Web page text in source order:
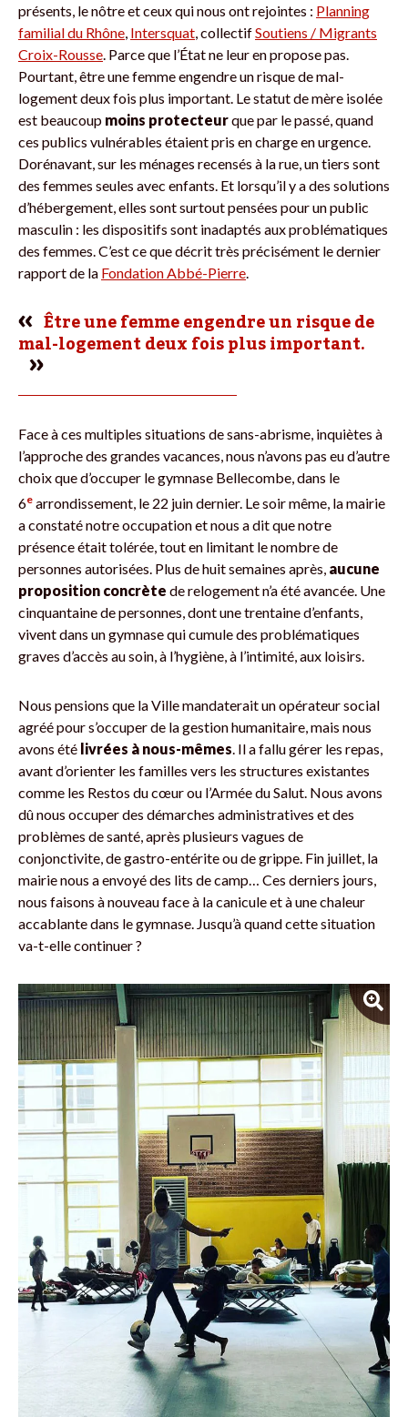
présents, le nôtre et ceux qui nous ont rejointes : Planning
familial du Rhône Intersquat , collectifSoutiens / Migrants
Croix-Rousse . Parce que l’État ne leur en propose pas.
Pourtant, être une femme engendre un risque de mal-
logement deux fois plus important. Le statut de mère isolée
est beaucoup moins protecteurque par le passé, quand
ces publics vulnérables étaient pris en charge en urgence.
Dorénavant, sur les ménages recensés à la rue, un tiers sont
des femmes seules avec enfants. Et lorsqu’il y a des solutions
d’hébergement, elles sont surtout pensées pour un public
masculin : les dispositifs sont inadaptés aux problématiques
des femmes. C’est ce que décrit très précisément le dernier
rapport de la Fondation Abbé-Pierre
Être une femme engendre un risque de
mal-logement deux fois plus important.
Face à ces multiples situations de sans-abrisme, inquiètes à
l’approche des grandes vacances, nous n’avons pas eu d’autre
choix que d’occuper le gymnase Bellecombe, dans le
6e arrondissement, le 22 juin dernier. Le soir même, la mairie
a constaté notre occupation et nous a dit que notre
présence était tolérée, tout en limitant le nombre de
personnes autorisées. Plus de huit semaines après, aucune
proposition concrète de relogement n’a été avancée. Une
cinquantaine de personnes, dont une trentaine d’enfants,
vivent dans un gymnase qui cumule des problématiques
graves d’accès au soin, à l’hygiène, à l’intimité, aux loisirs.
Nous pensions que la Ville mandaterait un opérateur social
agréé pour s’occuper de la gestion humanitaire, mais nous
avons été livrées à nous-mêmes. Il a fallu gérer les repas,
avant d’orienter les familles vers les structures existantes
comme les Restos du cœur ou l’Armée du Salut. Nous avons
dû nous occuper des démarches administratives et des
problèmes de santé, après plusieurs vagues de
conjonctivite, de gastro-entérite ou de grippe. Fin juillet, la
mairie nous a envoyé des lits de camp… Ces derniers jours,
nous faisons à nouveau face à la canicule et à une chaleur
accablante dans le gymnase. Jusqu’à quand cette situation
va-t-elle continuer ?